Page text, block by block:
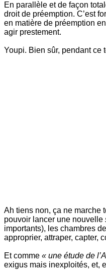
En parallèle et de façon
droit de préemption. C’est
en matière de préemption
agir prestement.
Youpi. Bien sûr, pendant ce
Ah tiens non, ça ne marche
pouvoir lancer une nouvelle
importants), les chambres
approprier, attraper, capter,
Et comme « une étude de
exigus mais inexploités, et,